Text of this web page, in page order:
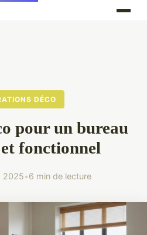
DÉCO
pour un bureau
fonctionnel
2025•6 min de lecture